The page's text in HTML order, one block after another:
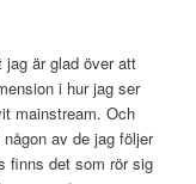
är glad över att
i hur jag ser
mainstream. Och
av de jag följer
finns det som rör sig